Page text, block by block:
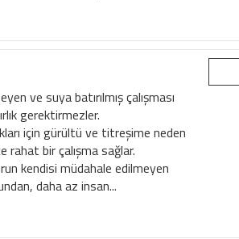
ve suya batırılmış çalışması
gerektirmezler.
için gürültü ve titreşime neden
rahat bir çalışma sağlar.
kendisi müdahale edilmeyen
daha az insan...